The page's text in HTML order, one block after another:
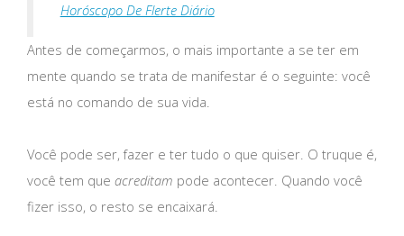
Horóscopo De Flerte Diário
Antes de começarmos, o mais importante a se ter em
mente quando se trata de manifestar é o seguinte: você
está no comando de sua vida.
Você pode ser, fazer e ter tudo o que quiser. O truque é,
você tem que acreditam pode acontecer. Quando você
fizer isso, o resto se encaixará.